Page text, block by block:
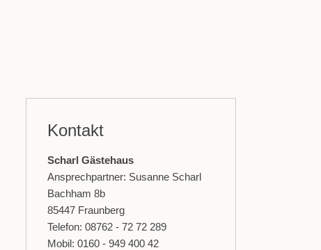
Kontakt
Scharl Gästehaus
Ansprechpartner: Susanne Scharl
Bachham 8b
85447 Fraunberg
Telefon: 08762 - 72 72 289
Mobil: 0160 - 949 400 42